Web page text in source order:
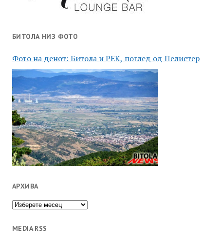
БИТОЛА НИЗ ФОТО
Фото на денот: Битола и РЕК, поглед од Пелистер
АРХИВА
Архива
MEDIA RSS